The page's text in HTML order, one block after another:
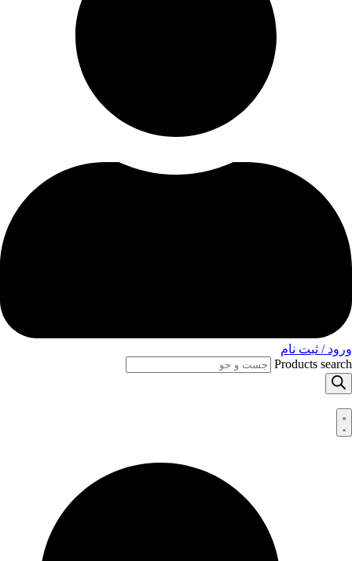
ورود / ثبت نام
Products search